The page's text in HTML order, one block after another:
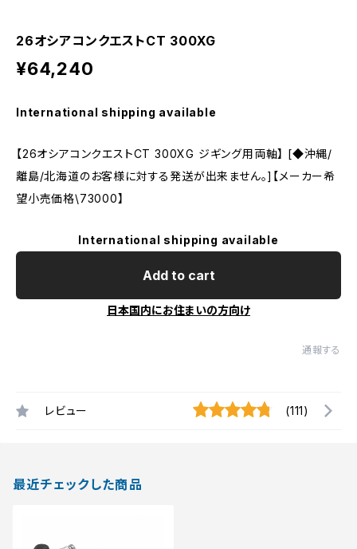
26オシアコンクエストCT 300XG
¥64,240
International shipping available
【26オシアコンクエストCT 300XG ジギング用両軸】 [◆沖縄/
離島/北海道のお客様に対する発送が出来ません。]【メーカー希
望小売価格\73000】
International shipping available
Add to cart
日本国内にお住まいの方向け
通報する
レビュー (111)
最近チェックした商品